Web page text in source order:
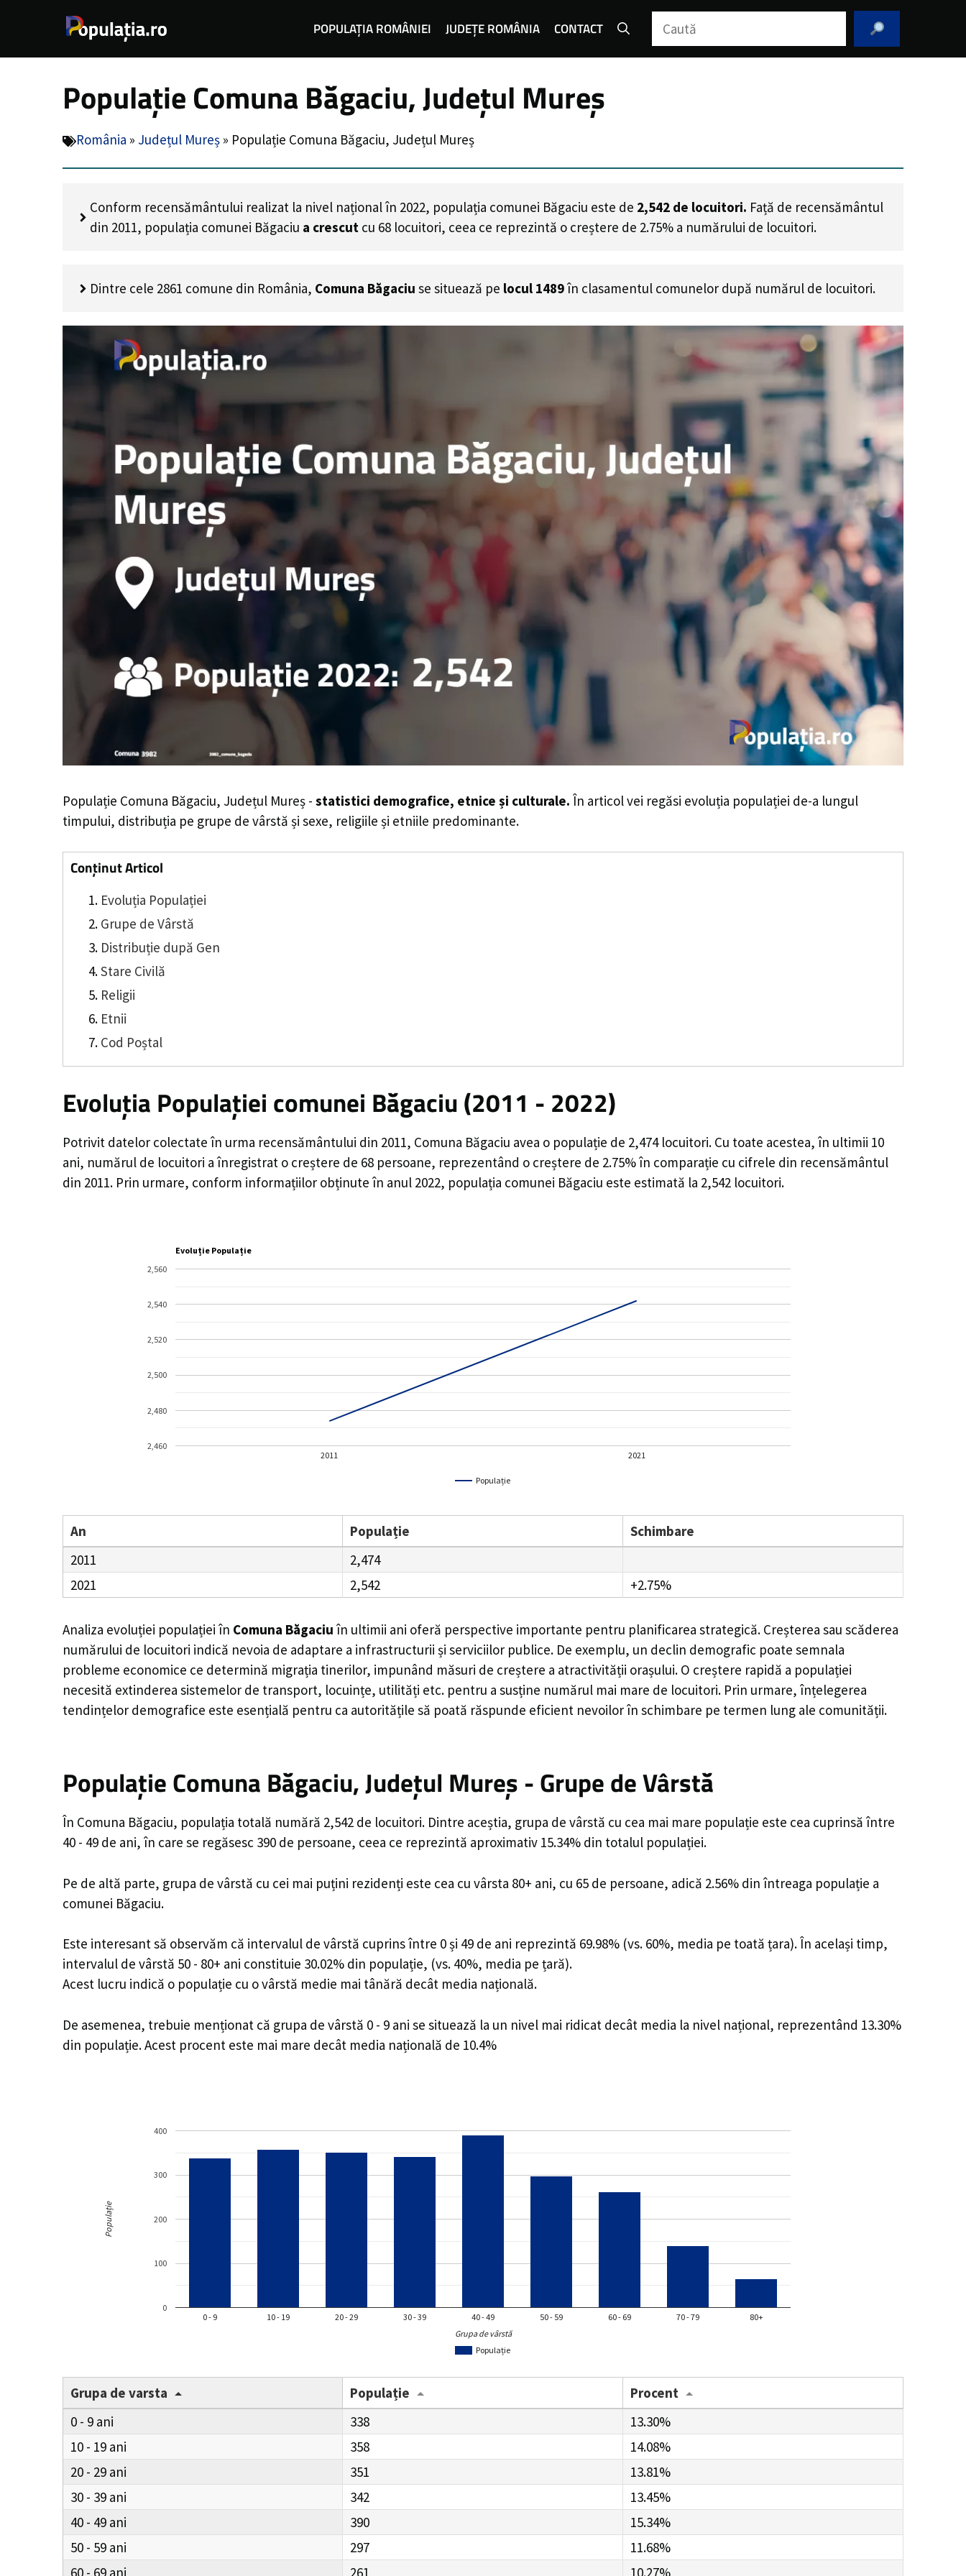
POPULAȚIA ROMÂNIEI JUDEȚE ROMÂNIA CONTACT Caută
Populație Comuna Băgaciu, Județul Mureș
România » Județul Mureș » Populație Comuna Băgaciu, Județul Mureș
Conform recensământului realizat la nivel național în 2022, populația comunei Băgaciu este de 2,542 de locuitori. Față de recensământul
din 2011, populația comunei Băgaciu a crescut cu 68 locuitori, ceea ce reprezintă o creștere de 2.75% a numărului de locuitori.
Dintre cele 2861 comune din România, Comuna Băgaciu se situează pe locul 1489în clasamentul comunelor după numărul de locuitori.
Populație Comuna Băgaciu, Județul Mureș - statistici demografice, etnice și culturale. În articol vei regăsi evoluția populației de-a lungul
timpului, distribuția pe grupe de vârstă și sexe, religiile și etniile predominante.
Conținut Articol
Evoluția Populației
Grupe de Vârstă
Distribuție după Gen
Stare Civilă
Religii
Etnii
Cod Poștal
Evoluția Populației comunei Băgaciu (2011 - 2022)
Potrivit datelor colectate în urma recensământului din 2011, Comuna Băgaciu avea o populație de 2,474locuitori. Cu toate acestea, în ultimii 10
ani, numărul de locuitori a înregistrat o creștere de 68 persoane, reprezentând o creștere de 2.75%în comparație cu cifrele din recensământul
din 2011. Prin urmare, conform informațiilor obținute în anul 2022, populația comunei Băgaciu este estimată la 2,542 locuitori.
Evoluție Populație
Populație
2011 2021
2,460
2,480
2,500
2,520
2,540
2,560
An Populație
Schimbare
2011
2,474
2021
2,542 +2.75%
Analiza evoluției populației în Comuna Băgaciu în ultimii ani oferă perspective importante pentru planificarea strategică. Creșterea sau scăderea
numărului de locuitori indică nevoia de adaptare a infrastructurii și serviciilor publice. De exemplu, un declin demografic poate semnala
probleme economice ce determină migrația tinerilor, impunând măsuri de creștere a atractivității orașului. O creștere rapidă a populației
necesită extinderea sistemelor de transport, locuințe, utilități etc. pentru a susține numărul mai mare de locuitori. Prin urmare, înțelegerea
tendințelor demografice este esențială pentru ca autoritățile să poată răspunde eficient nevoilor în schimbare pe termen lung ale comunității.
Populație Comuna Băgaciu, Județul Mureș - Grupe de Vârstă
În Comuna Băgaciu, populația totală numără 2,542 de locuitori. Dintre aceștia, grupa de vârstă cu cea mai mare populație este cea cuprinsă între
40 - 49 de ani, în care se regăsesc 390 de persoane, ceea ce reprezintă aproximativ 15.34% din totalul populației.
Pe de altă parte, grupa de vârstă cu cei mai puțini rezidenți este cea cu vârsta 80+ ani, cu 65 de persoane, adică 2.56% din întreaga populație a
comunei Băgaciu.
Este interesant să observăm că intervalul de vârstă cuprins între 0 și 49 de ani reprezintă 69.98% (vs. 60%, media pe toată țara). În același timp,
intervalul de vârstă 50 - 80+ ani constituie 30.02% din populație, (vs. 40%, media pe țară).
Acest lucru indică o populație cu o vârstă medie mai tânără decât media națională.
De asemenea, trebuie menționat că grupa de vârstă 0 - 9 ani se situează la un nivel mai ridicat decât media la nivel național, reprezentând 13.30%
din populație. Acest procent este mai mare decât media națională de 10.4%
Populație
0 - 9 10 - 19 20 - 29 30 - 39 40 - 49 50 - 59 60 - 69 70 - 79 80+
0
100
200
300
400
Grupa de vârstă
Populație
Grupa de varsta Populație
Procent
0 - 9
338
13.30%
10 - 19
358
14.08%
20 - 29
351
13.81%
30 - 39
342
13.45%
40 - 49
390
15.34%
50 - 59
297
11.68%